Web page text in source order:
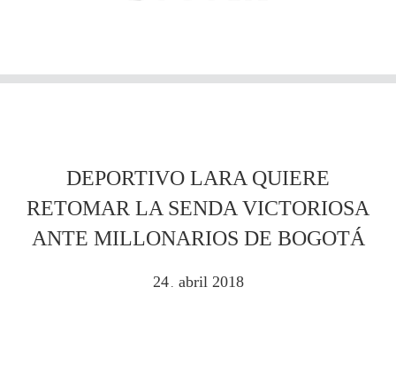
DEPORTIVO LARA QUIERE
RETOMAR LA SENDA VICTORIOSA
ANTE MILLONARIOS DE BOGOTÁ
24 . abril 2018